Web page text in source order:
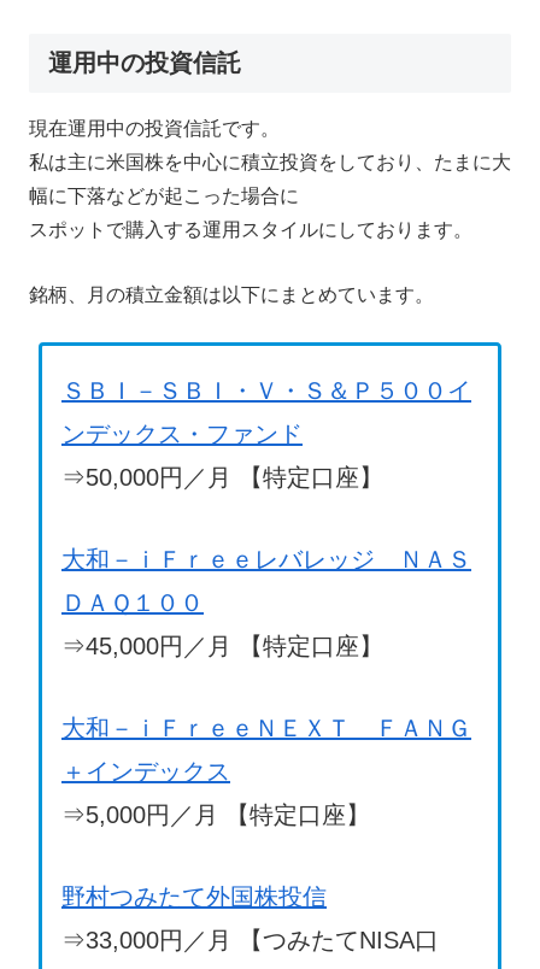
運用中の投資信託
現在運用中の投資信託です。
私は主に米国株を中心に積立投資をしており、たまに大
幅に下落などが起こった場合に
スポットで購入する運用スタイルにしております。
銘柄、月の積立金額は以下にまとめています。
ＳＢＩ－ＳＢＩ・Ｖ・Ｓ＆Ｐ５００イ
ンデックス・ファンド
⇒50,000円／月 【特定口座】
大和－ｉＦｒｅｅレバレッジ ＮＡＳ
ＤＡＱ１００
⇒45,000円／月 【特定口座】
大和－ｉＦｒｅｅＮＥＸＴ ＦＡＮＧ
＋インデックス
⇒5,000円／月 【特定口座】
野村つみたて外国株投信
⇒33,000円／月 【つみたてNISA口